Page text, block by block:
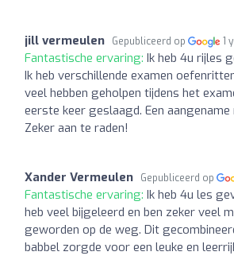
jill vermeulen Gepubliceerd op 1
Fantastische ervaring: Ik heb 4u rijles
Ik heb verschillende examen
veel hebben geholpen tijdens het
eerste keer geslaagd. Een
Zeker aan te raden!
Xander Vermeulen Gepubliceerd op
Fantastische ervaring: Ik heb 4u les
heb veel bijgeleerd en ben zeker veel
geworden op de weg. Dit
babbel zorgde voor een leuke en